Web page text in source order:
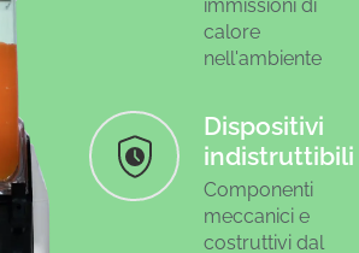
immissioni di
calore
nell'ambiente
Dispositivi
indistruttibili
Componenti
meccanici e
costruttivi dal